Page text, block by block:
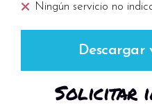
Ningún servicio no
Descargar
Solicitar